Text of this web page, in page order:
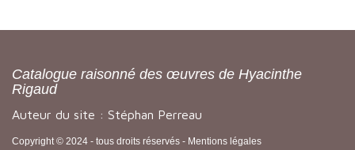
Catalogue raisonné des œuvres de Hyacinthe
Rigaud
Auteur du site : Stéphan Perreau
Copyright © 2024 - tous droits réservés - Mentions légales